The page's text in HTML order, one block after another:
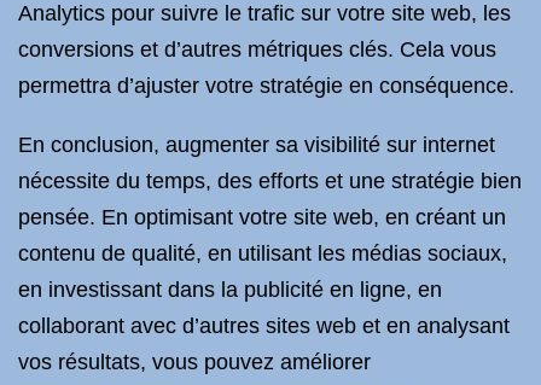
Analytics pour suivre le trafic sur votre site web, les
conversions et d’autres métriques clés. Cela vous
permettra d’ajuster votre stratégie en conséquence.
En conclusion, augmenter sa visibilité sur internet
nécessite du temps, des efforts et une stratégie bien
pensée. En optimisant votre site web, en créant un
contenu de qualité, en utilisant les médias sociaux,
en investissant dans la publicité en ligne, en
collaborant avec d’autres sites web et en analysant
vos résultats, vous pouvez améliorer